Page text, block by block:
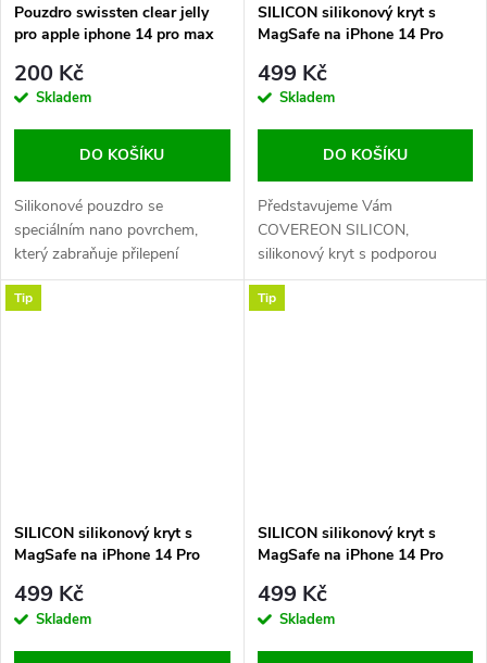
Pouzdro swissten clear jelly
pro apple iphone 14 pro max
200 Kč
Skladem
DO KOŠÍKU
Silikonové pouzdro se
speciálním nano povrchem,
který zabraňuje přilepení
pouzdra na smartphone. Přední
zvýšený okraj chrání displej
SILICON silikonový kryt s
MagSafe na iPhone 14 Pro
499 Kč
Skladem
DO KOŠÍKU
Představujeme Vám
COVEREON SILICON,
silikonový kryt s podporou
MagSafe pro váš iPhone. Tento
odolný zadní kryt je vyroben z
Tip
SILICON silikonový kryt s
MagSafe na iPhone 14 Pro
499 Kč
Skladem
Tip
SILICON silikonový kryt s
MagSafe na iPhone 14 Pro
499 Kč
Skladem